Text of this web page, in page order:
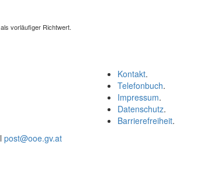
vorläufiger Richtwert.
Kontakt.
Telefonbuch.
Impressum.
Datenschutz.
Barrierefreiheit.
post@ooe.gv.at